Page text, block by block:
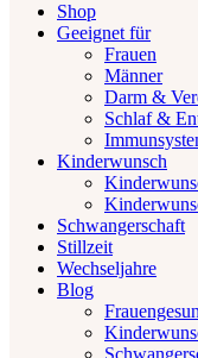
Shop
Geeignet für
Frauen
Männer
Darm &
Schlaf &
Kinderwunsch
Schwangerschaft
Stillzeit
Wechseljahre
Blog